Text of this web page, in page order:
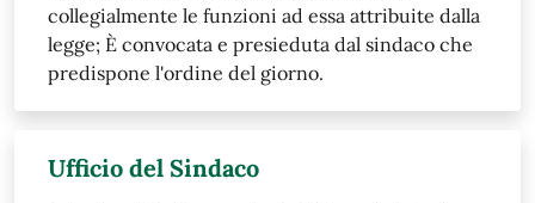
collegialmente le funzioni ad essa attribuite dalla
legge; È convocata e presieduta dal sindaco che
predispone l'ordine del giorno.
Ufficio del Sindaco